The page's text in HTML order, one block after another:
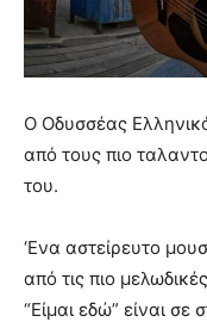
Ο Οδυσσέας Ελληνικ
από τους πιο ταλαντο
του.
‘Ενα αστείρευτο μουσ
από τις πιο μελωδικές
“Είμαι εδώ” είναι σε